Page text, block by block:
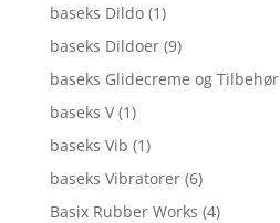
baseks Dildo (1)
baseks Dildoer (9)
baseks Glidecreme og Tilbehør
baseks V (1)
baseks Vib (1)
baseks Vibratorer (6)
Basix Rubber Works (4)